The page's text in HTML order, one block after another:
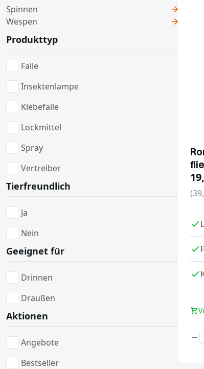
Spinnen
Wespen
Produkttyp
Falle
Insektenlampe
Klebefalle
Lockmittel
Spray
Vertreiber
Tierfreundlich
Ja
Nein
Geeignet für
Drinnen
Draußen
Aktionen
Angebote
Bestseller